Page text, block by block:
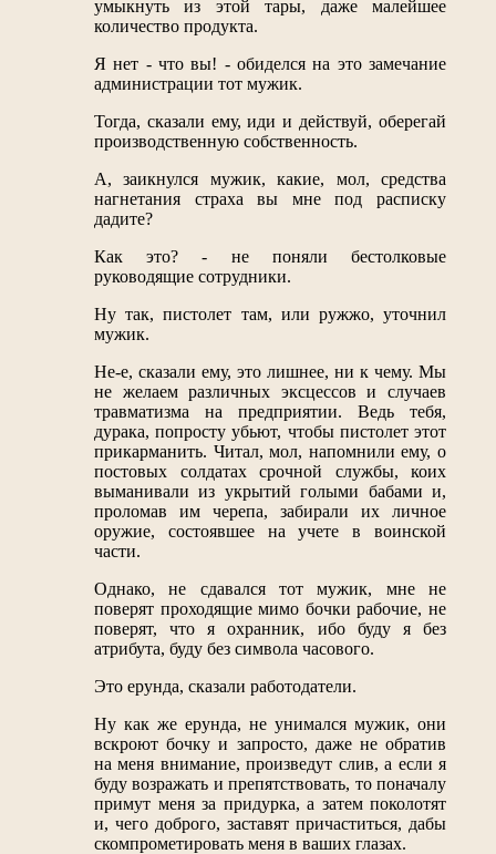
умыкнуть из этой тары, даже малейшее
количество продукта.
Я нет - что вы! - обиделся на это замечание
администрации тот мужик.
Тогда, сказали ему, иди и действуй, оберегай
производственную собственность.
А, заикнулся мужик, какие, мол, средства
нагнетания страха вы мне под расписку
дадите?
Как это? - не поняли бестолковые
руководящие сотрудники.
Ну так, пистолет там, или ружжо, уточнил
мужик.
Не-е, сказали ему, это лишнее, ни к чему. Мы
не желаем различных эксцессов и случаев
травматизма на предприятии. Ведь тебя,
дурака, попросту убьют, чтобы пистолет этот
прикарманить. Читал, мол, напомнили ему, о
постовых солдатах срочной службы, коих
выманивали из укрытий голыми бабами и,
проломав им черепа, забирали их личное
оружие, состоявшее на учете в воинской
части.
Однако, не сдавался тот мужик, мне не
поверят проходящие мимо бочки рабочие, не
поверят, что я охранник, ибо буду я без
атрибута, буду без символа часового.
Это ерунда, сказали работодатели.
Ну как же ерунда, не унимался мужик, они
вскроют бочку и запросто, даже не обратив
на меня внимание, произведут слив, а если я
буду возражать и препятствовать, то поначалу
примут меня за придурка, а затем поколотят
и, чего доброго, заставят причаститься, дабы
скомпрометировать меня в ваших глазах.